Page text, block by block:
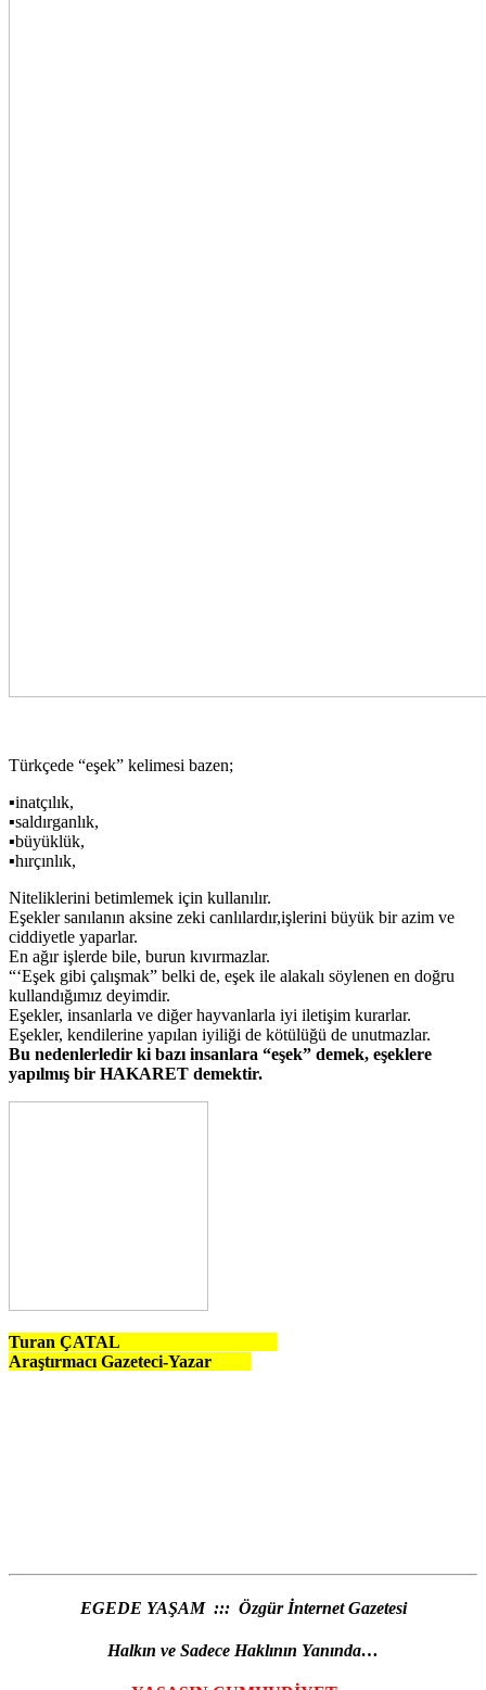
Türkçede “eşek” kelimesi bazen;
▪inatçılık,
▪saldırganlık,
▪büyüklük,
▪hırçınlık,
Niteliklerini betimlemek için kullanılır.
Eşekler sanılanın aksine zeki canlılardır,işlerini büyük bir azim ve
ciddiyetle yaparlar.
En ağır işlerde bile, burun kıvırmazlar.
“‘Eşek gibi çalışmak” belki de, eşek ile alakalı söylenen en doğru
kullandığımız deyimdir.
Eşekler, insanlarla ve diğer hayvanlarla iyi iletişim kurarlar.
Eşekler, kendilerine yapılan iyiliği de kötülüğü de unutmazlar.
Bu nedenlerledir ki bazı insanlara “eşek” demek, eşeklere
yapılmış bir HAKARET demektir.
Turan ÇATAL
Araştırmacı Gazeteci-Yazar
EGEDE YAŞAM ::: Özgür İnternet Gazetesi
Halkın ve Sadece Haklının Yanında…